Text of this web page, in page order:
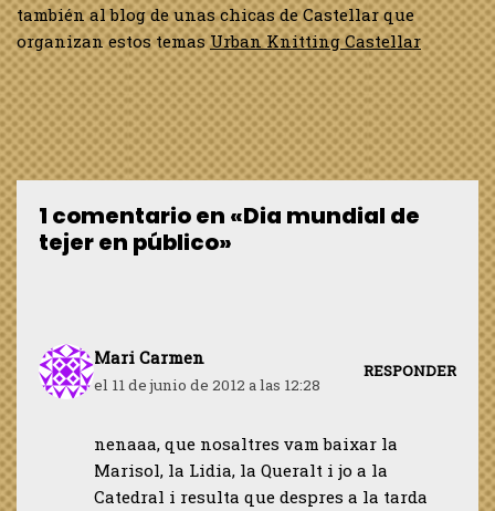
también al blog de unas chicas de Castellar que
organizan estos temasUrban Knitting Castellar
1 comentario en «Dia mundial de
tejer en público»
Mari Carmen
el 11 de junio de 2012 a las 12:28
RESPONDER
nenaaa, que nosaltres vam baixar la
Marisol, la Lidia, la Queralt i jo a la
Catedral i resulta que despres a la tarda